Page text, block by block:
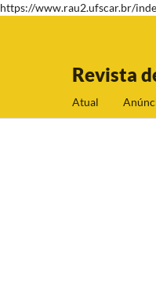
https://www.rau2.ufscar.br/
Revista
Atual